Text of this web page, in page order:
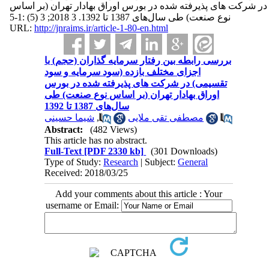
در شرکت های پذیرفته شده در بورس اوراق بهادار تهران (بر اساس
نوع صنعت) طی سال‌های 1387 تا 1392. 3 2018; 3 (5) :1-5
URL: http://jnraims.ir/article-1-80-en.html
بررسی رابطه بین رفتار سرمایه گذاران (حجم) با
اجزای مختلف بازده (سود سرمایه و سود
تقسیمی) در شرکت های پذیرفته شده در بورس
اوراق بهادار تهران (بر اساس نوع صنعت) طی
سال‌های 1387 تا 1392
مصطفی تقی ملایی
, شیما حسینی
Abstract:
(482 Views)
This article has no abstract.
Full-Text [PDF 2330 kb]
(301 Downloads)
Type of Study:Research | Subject:General
Received: 2018/03/25
Add your comments about this article : Your
username or Email: